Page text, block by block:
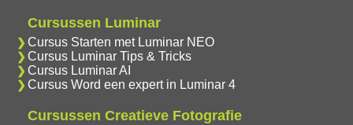
Cursussen Luminar
Cursus Starten met Luminar NEO
Cursus Luminar Tips & Tricks
Cursus Luminar AI
Cursus Word een expert in Luminar 4
Cursussen Creatieve Fotografie